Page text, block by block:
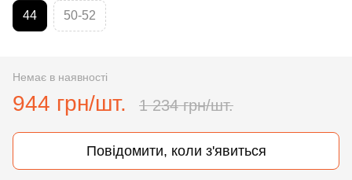
44 50-52
Немає в наявності
944 грн/шт. 1 234 грн/шт.
Повідомити, коли з'явиться